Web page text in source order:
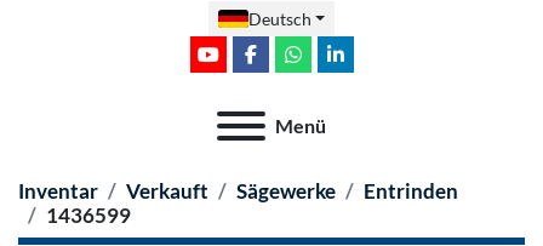
Deutsch
youtubefacebookwhatsapplinkedin
Menü
Inventar Verkauft Sägewerke
Entrinden
1436599